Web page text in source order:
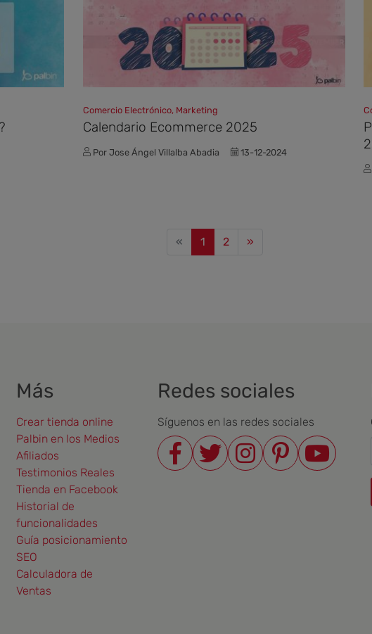
Comercio Electrónico, Marketing
Calendario Ecommerce 2025
Por Jose Ángel Villalba Abadia 13-12-2024
«Previous
1 2 »Next
Más
Crear tienda online
Palbin en los Medios
Afiliados
Testimonios Reales
Tienda en Facebook
Historial de
funcionalidades
Guía posicionamiento
SEO
Calculadora de
Ventas
Redes sociales
Síguenos en las redes sociales